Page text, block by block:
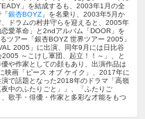
」を結成するも、2003年1月の全
銀杏BOYZ 」を名乗り、2003年5月か
ドラムの村井守らを迎えると、2005年
愛革命」と2ndアルバム「DOOR」を
ツアー「銀杏BOYZ 世界ツアー 2005」
2005」に出演、同年9月には日比谷
～こけし軍団、起立！！～」、と
や作家としての顔もあり、出演作品は
映画「ピース オブ ケイク」、2017年に
で話題となった2018年のドラマ「高嶺
中のふたりごと」」、「ふたりご
歌手・俳優・作家と多彩な才能をもつ